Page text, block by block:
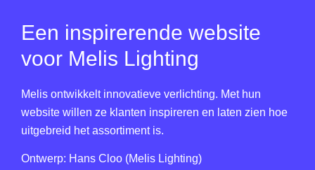
Een inspirerende website
voor Melis Lighting
Melis ontwikkelt innovatieve verlichting. Met hun
website willen ze klanten inspireren en laten zien hoe
uitgebreid het assortiment is.
Ontwerp: Hans Cloo (Melis Lighting)